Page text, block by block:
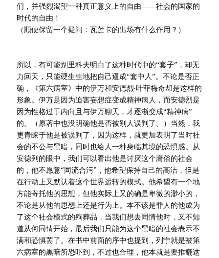
们，并强烈渴望一种真正意义上的自由——社会的国家的
时代的自由！
（顺便保留一个疑问：瓦莲卡的出场有什么作用？）
所以，有可能别里科夫明白了这种时代中的“套子”，却无
力回天，只能硬生生地把自己逼成“套中人”。不论是否正
确，《第六病室》中的伊万和安德烈·叶菲梅奇却是这样的
形象。伊万是因为迫害妄想症变成精神病人，而安德烈是
因为性格过于内向且与伊万聊天，才逐渐变成“精神病”
的。（原著中也没明确他是否被别人误判了。）当然，我
更青睐于他是被误判了，因为这样，就更加表明了当时社
会的不公与黑暗，同时也给人一种身临其境的恐惧感。从
安德列的眼中，我们可以看出他是讨厌这个庸俗的社会
的，他不愿意“同流合污”，他希望保持自己的高洁，但是
在行动上又默认着这个世界运转的模式。他希望有一个地
方能寄托他的思想，但他实际上又的确是卑微的渺小的，
不论是从他的思想上还是行为上。本不该是罪人的他成为
了这个社会模式的殉葬品，当我们想去同情他时，又不知
道从何同情开始，最后我们只能为这个黑暗的社会表示不
满和恐惧罢了。在书中前面的序中也提到，列宁就是被第
六病室的黑暗所恐吓到，不过也合理，他本就是要推翻这